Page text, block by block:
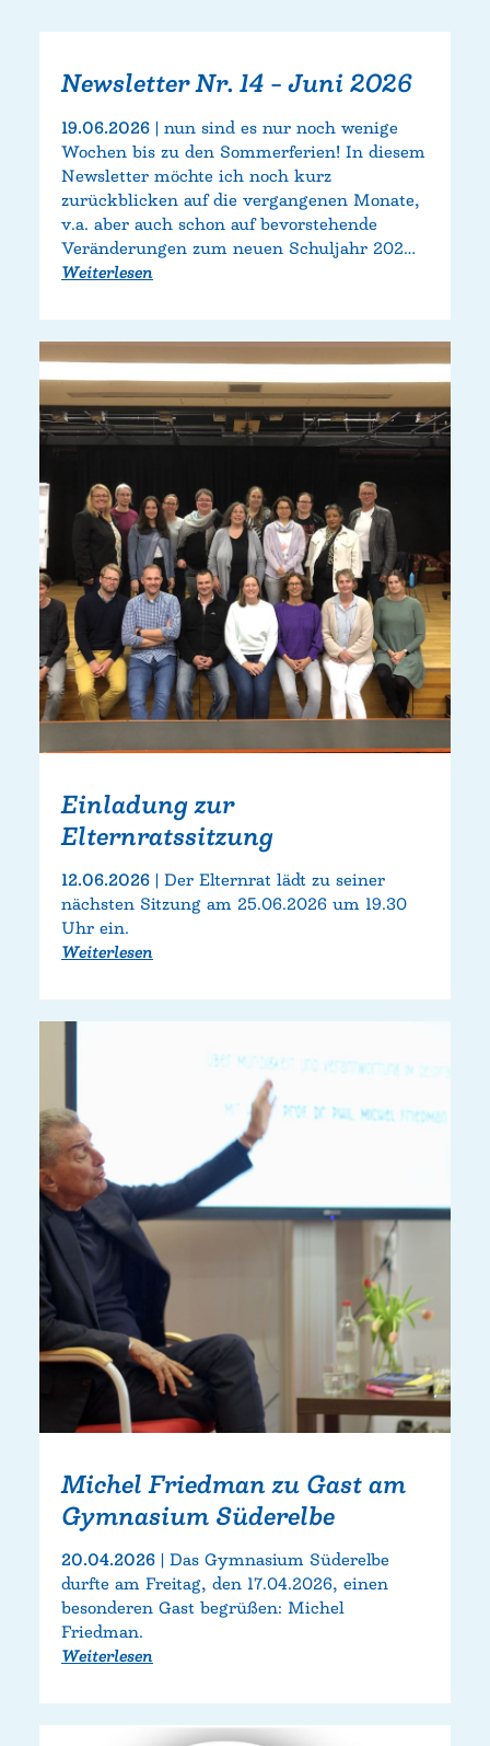
Newsletter Nr. 14 – Juni 2026
19.06.2026 nun sind es nur noch wenige
Wochen bis zu den Sommerferien! In diesem
Newsletter möchte ich noch kurz
zurückblicken auf die vergangenen Monate,
v.a. aber auch schon auf bevorstehende
Veränderungen zum neuen Schuljahr 202…
Weiterlesen
Einladung zur
Elternratssitzung
12.06.2026 Der Elternrat lädt zu seiner
nächsten Sitzung am 25.06.2026 um 19.30
Uhr ein.
Weiterlesen
Michel Friedman zu Gast am
Gymnasium Süderelbe
20.04.2026 Das Gymnasium Süderelbe
durfte am Freitag, den 17.04.2026, einen
besonderen Gast begrüßen: Michel
Friedman.
Weiterlesen